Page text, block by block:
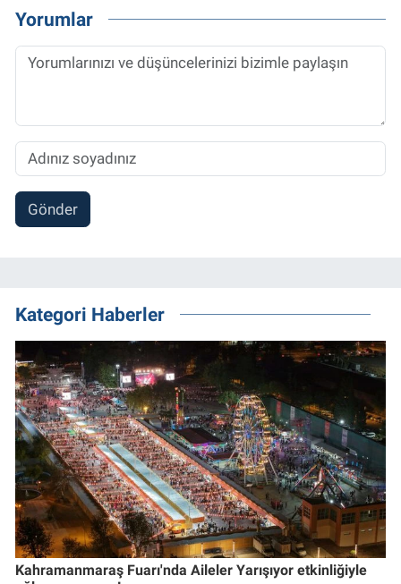
Yorumlar
Gönder
Kategori Haberler
Kahramanmaraş Fuarı'nda Aileler Yarışıyor etkinliğiyle